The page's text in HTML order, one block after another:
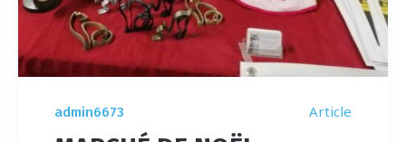
admin6673 Article